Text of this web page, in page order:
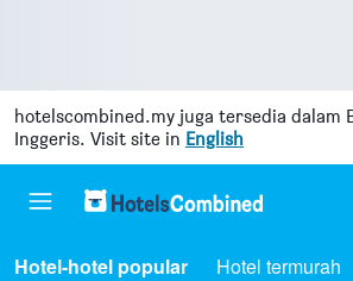
hotelscombined.my juga tersedia dalam
Inggeris. Visit site in English
Hotel-hotel popular Hotel termurah